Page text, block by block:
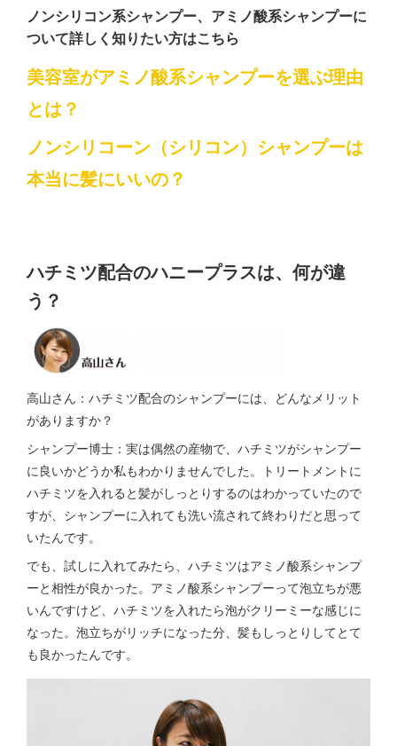
ノンシリコン系シャンプー、アミノ酸系シャンプーに
ついて詳しく知りたい方はこちら
美容室がアミノ酸系シャンプーを選ぶ理由
とは？
ノンシリコーン（シリコン）シャンプーは
本当に髪にいいの？
ハチミツ配合のハニープラスは、何が違
う？
高山さん：ハチミツ配合のシャンプーには、どんなメリット
がありますか？
シャンプー博士：実は偶然の産物で、ハチミツがシャンプー
に良いかどうか私もわかりませんでした。トリートメントに
ハチミツを入れると髪がしっとりするのはわかっていたので
すが、シャンプーに入れても洗い流されて終わりだと思って
いたんです。
でも、試しに入れてみたら、ハチミツはアミノ酸系シャンプ
ーと相性が良かった。アミノ酸系シャンプーって泡立ちが悪
いんですけど、ハチミツを入れたら泡がクリーミーな感じに
なった。泡立ちがリッチになった分、髪もしっとりしてとて
も良かったんです。